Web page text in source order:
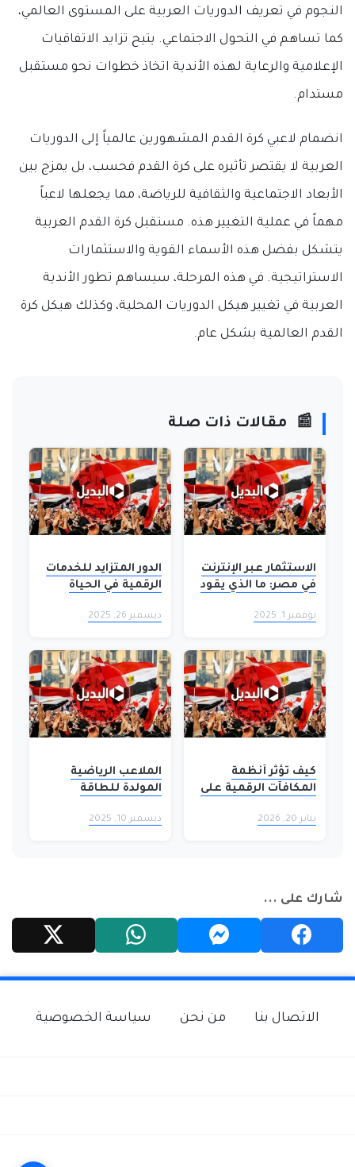
النجوم في تعريف الدوريات العربية على المستوى العالمي،
كما تساهم في التحول الاجتماعي. يتيح تزايد الاتفاقيات
الإعلامية والرعاية لهذه الأندية اتخاذ خطوات نحو مستقبل
مستدام.
انضمام لاعبي كرة القدم المشهورين عالمياً إلى الدوريات
العربية لا يقتصر تأثيره على كرة القدم فحسب، بل يمزج بين
الأبعاد الاجتماعية والثقافية للرياضة، مما يجعلها لاعباً
مهماً في عملية التغيير هذه. مستقبل كرة القدم العربية
يتشكل بفضل هذه الأسماء القوية والاستثمارات
الاستراتيجية. في هذه المرحلة، سيساهم تطور الأندية
العربية في تغيير هيكل الدوريات المحلية، وكذلك هيكل كرة
القدم العالمية بشكل عام.
📰 مقالات ذات صلة
الاستثمار عبر الإنترنت
في مصر: ما الذي يقود
الذهب؟
نوفمبر 1, 2025
الدور المتزايد للخدمات
الرقمية في الحياة
ديسمبر 26, 2025
كيف تؤثر أنظمة
المكافآت الرقمية على
منصات الترفيه؟
يناير 20, 2026
الملاعب الرياضية
المولدة للطاقة
المنشآت الرياضية إلى
ديسمبر 10, 2025
شارك على ...
الاتصال بنا من نحن سياسة الخصوصية